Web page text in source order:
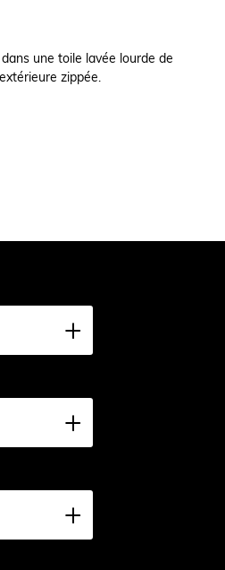
une toile lavée lourde de
zippée.